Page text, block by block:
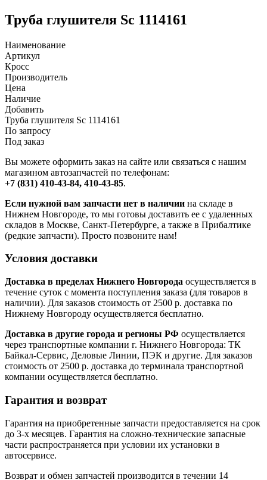
Труба глушителя Sc 1114161
Наименование
Артикул
Кросс
Производитель
Цена
Наличие
Добавить
Труба глушителя Sc 1114161
По запросу
Под заказ
Вы можете оформить заказ на сайте или связаться с нашим
магазином автозапчастей по телефонам:
+7 (831) 410-43-84, 410-43-85.
Если нужной вам запчасти нет в наличии на складе в
Нижнем Новгороде, то мы готовы доставить ее с удаленных
складов в Москве, Санкт-Петербурге, а также в Прибалтике
(редкие запчасти). Просто позвоните нам!
Условия доставки
Доставка в пределах Нижнего Новгорода осуществляется в
течение суток с момента поступления заказа (для товаров в
наличии). Для заказов стоимость от 2500 р. доставка по
Нижнему Новгороду осуществляется бесплатно.
Доставка в другие города и регионы РФ осуществляется
через транспортные компании г. Нижнего Новгорода: ТК
Байкал-Сервис, Деловые Линии, ПЭК и другие. Для заказов
стоимость от 2500 р. доставка до терминала транспортной
компании осуществляется бесплатно.
Гарантия и возврат
Гарантия на приобретенные запчасти предоставляется на срок
до 3-х месяцев. Гарантия на сложно-технические запасные
части распространяется при условии их установки в
автосервисе.
Возврат и обмен запчастей производится в течении 14